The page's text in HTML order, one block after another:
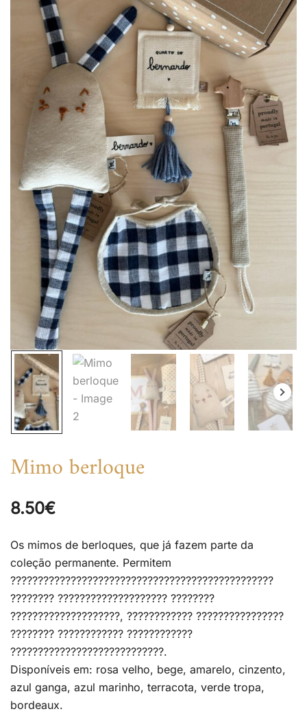
Mimo berloque
8.50€
Os mimos de berloques, que já fazem parte da
coleção permanente. Permitem
????????????????????????????????????????????????
???????? ???????????????????? ????????
????????????????????, ???????????? ????????????????
???????? ???????????? ????????????
????????????????????????????.
Disponíveis em: rosa velho, bege, amarelo, cinzento,
azul ganga, azul marinho, terracota, verde tropa,
bordeaux.